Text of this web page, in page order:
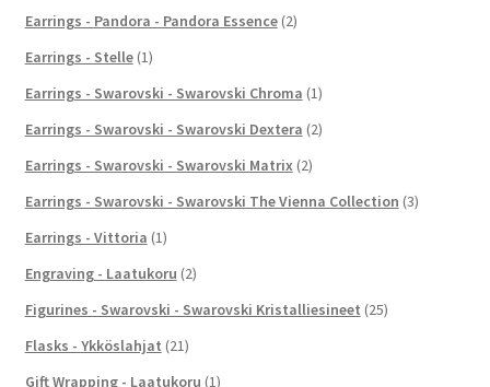
Earrings - Pandora - Pandora Essence (2)
Earrings - Stelle (1)
Earrings - Swarovski - Swarovski Chroma (1)
Earrings - Swarovski - Swarovski Dextera (2)
Earrings - Swarovski - Swarovski Matrix (2)
Earrings - Swarovski - Swarovski The Vienna Collection (3)
Earrings - Vittoria (1)
Engraving - Laatukoru (2)
Figurines - Swarovski - Swarovski Kristalliesineet (25)
Flasks - Ykköslahjat (21)
Gift Wrapping - Laatukoru (1)